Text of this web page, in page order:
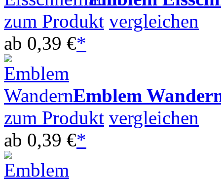
zum Produkt vergleichen
ab 0,39 €*
Emblem
zum Produkt vergleichen
ab 0,39 €*